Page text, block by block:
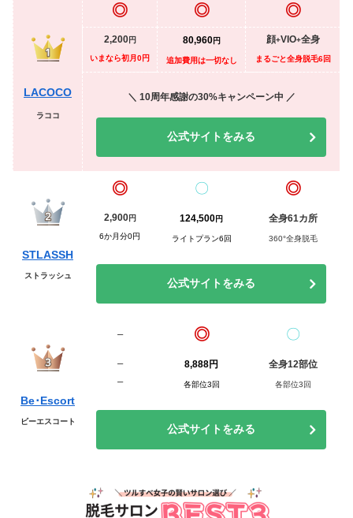
LACOCO
ラココ
◎ ◎ ◎
2,200円
いまなら初月0円
80,960円
追加費用は一切なし
顔+VIO+全身
まるごと全身脱毛6回
＼ 10周年感謝の30%キャンペーン中 ／
公式サイトをみる
STLASSH
ストラッシュ
◎ 〇 ◎
2,900円
6か月分0円
124,500円
ライトプラン6回
全身61カ所
360°全身脱毛
公式サイトをみる
Be･Escort
ビーエスコート
– ◎ 〇
–
–
8,888円
各部位3回
全身12部位
各部位3回
公式サイトをみる